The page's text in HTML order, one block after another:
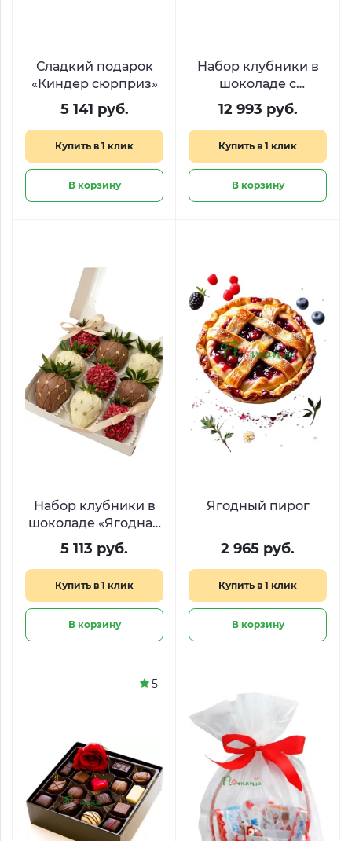
Сладкий подарок
«Киндер сюрприз»
5 141 руб.
Купить в 1 клик
В корзину
Набор клубники в
шоколаде с
малиной и
пионовидными
розами «Десерт для
королевы​»
12 993 руб.
Купить в 1 клик
В корзину
Набор клубники в
шоколаде «Ягодная
нежность»
5 113 руб.
Купить в 1 клик
В корзину
Ягодный пирог
2 965 руб.
Купить в 1 клик
В корзину
5